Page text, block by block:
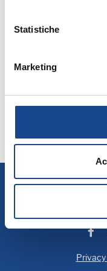
Statistiche
Marketing